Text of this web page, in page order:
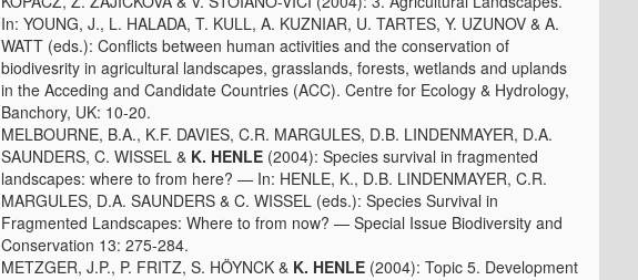
In: YOUNG, J., L. HALADA, T. KULL, A. KUZNIAR, U. TARTES, Y. UZUNOV & A.
WATT (eds.): Conflicts between human activities and the conservation of
biodivesrity in agricultural landscapes, grasslands, forests, wetlands and uplands
in the Acceding and Candidate Countries (ACC). Centre for Ecology & Hydrology,
Banchory, UK: 10-20.
MELBOURNE, B.A., K.F. DAVIES, C.R. MARGULES, D.B. LINDENMAYER, D.A.
SAUNDERS, C. WISSEL & K. HENLE (2004): Species survival in fragmented
landscapes: where to from here? — In: HENLE, K., D.B. LINDENMAYER, C.R.
MARGULES, D.A. SAUNDERS & C. WISSEL (eds.): Species Survival in
Fragmented Landscapes: Where to from now? — Special Issue Biodiversity and
Conservation 13: 275-284.
METZGER, J.P., P. FRITZ, S. HÖYNCK & K. HENLE (2004): Topic 5. Development